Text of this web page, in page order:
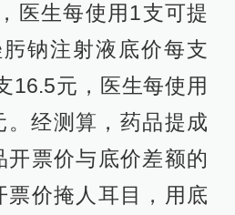
医生每使用1支可提
钠注射液底价每支
16.5元，医生每使用
。经测算，药品提成
开票价与底价差额的
票价掩人耳目，用底